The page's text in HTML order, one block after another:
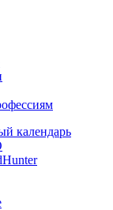
календарь